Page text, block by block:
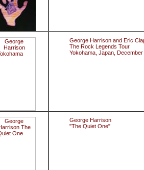
George Harrison and Eric
The Rock Legends Tour
Yokohama, Japan,
George Harrison
"The Quiet One"